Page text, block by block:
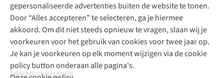
gepersonaliseerde advertenties buiten de website te tonen.
Door “Alles accepteren” te selecteren, ga je hiermee
akkoord. Om dit niet steeds opnieuw te vragen, slaan wij je
voorkeuren voor het gebruik van cookies voor twee jaar op.
Je kan je voorkeuren op elk moment wijzigen via de cookie
policy button onderaan alle pagina's.
Disclaimer Privacy Policy
Algemene voorwaarden
Cookie Policy